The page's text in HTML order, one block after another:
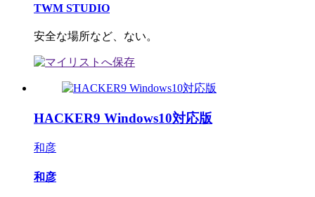
TWM STUDIO
安全な場所など、ない。
HACKER9 Windows10対応版
和彦
和彦